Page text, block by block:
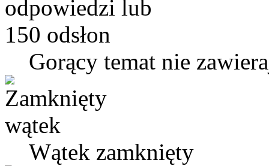
Gorący temat nie
Wątek zamknięty